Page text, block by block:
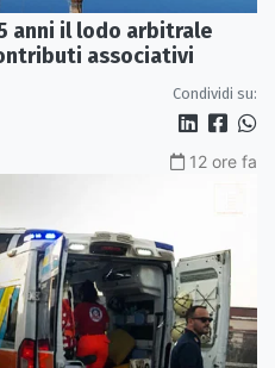
anni il lodo arbitrale
associativi
Condividi su:
12 ore fa